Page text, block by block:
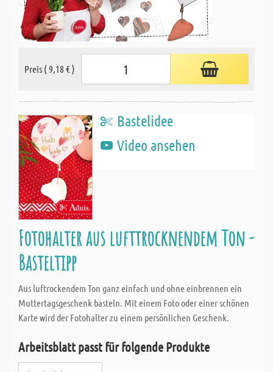
Preis ( 9,18 € )
Bastelidee
Video ansehen
Fotohalter aus lufttrocknendem Ton -
Basteltipp
Aus luftrockendem Ton ganz einfach und ohne einbrennen ein
Muttertagsgeschenk basteln. Mit einem Foto oder einer schönen
Karte wird der Fotohalter zu einem persönlichen Geschenk.
Arbeitsblatt passt für folgende Produkte